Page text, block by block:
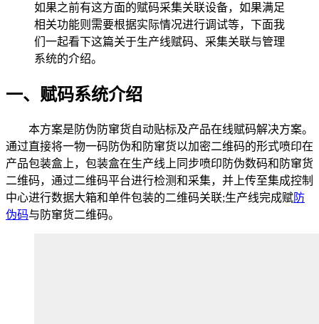
如果之前有这方面的赋码采集关联设备，如果满足
相关功能则需要根据实际情况进行调试等，下面我
们一起看下这篇关于生产线赋码、采集关联与管理
系统的介绍。
一、赋码系统介绍
本方案是防伪防窜货自动贴标及产品在线赋码解决方案。
通过直接将一物一码防伪和防窜货以加密二维码的形式喷印在
产品包装盒上，包装盒在生产线上同步喷印防伪数码和防窜货
二维码，通过二维码平台进行检测和采集，并上传至集成控制
中心进行数据大箱和单件包装的二维码关联;生产线完成赋防
伪码与防窜货二维码。